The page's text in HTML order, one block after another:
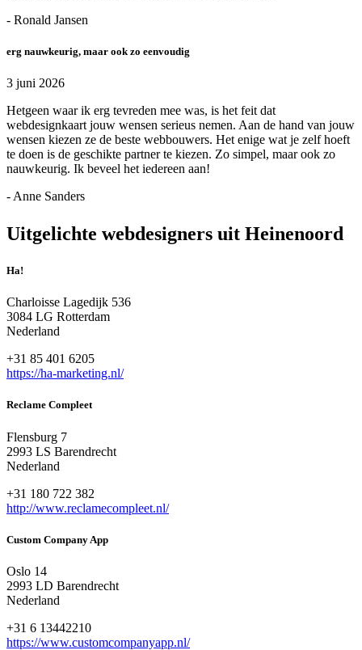
- Ronald Jansen
erg nauwkeurig, maar ook zo eenvoudig
3 juni 2026
Hetgeen waar ik erg tevreden mee was, is het feit dat
webdesignkaart jouw wensen serieus nemen. Aan de hand van jouw
wensen kiezen ze de beste webbouwers. Het enige wat je zelf hoeft
te doen is de geschikte partner te kiezen. Zo simpel, maar ook zo
nauwkeurig. Ik beveel het iedereen aan!
- Anne Sanders
Uitgelichte webdesigners uit Heinenoord
Ha!
Charloisse Lagedijk 536
3084 LG Rotterdam
Nederland
+31 85 401 6205
https://ha-marketing.nl/
Reclame Compleet
Flensburg 7
2993 LS Barendrecht
Nederland
+31 180 722 382
http://www.reclamecompleet.nl/
Custom Company App
Oslo 14
2993 LD Barendrecht
Nederland
+31 6 13442210
https://www.customcompanyapp.nl/